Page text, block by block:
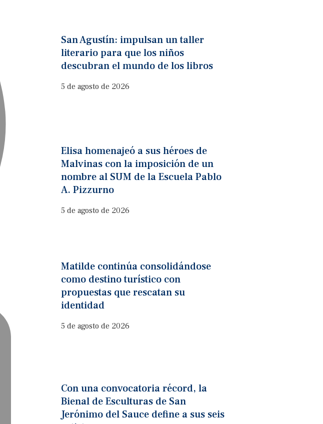
San Agustín: impulsan un taller
literario para que los niños
descubran el mundo de los libros
5 de agosto de 2026
Elisa homenajeó a sus héroes de
Malvinas con la imposición de un
nombre al SUM de la Escuela Pablo
A. Pizzurno
5 de agosto de 2026
Matilde continúa consolidándose
como destino turístico con
propuestas que rescatan su
identidad
5 de agosto de 2026
Con una convocatoria récord, la
Bienal de Esculturas de San
Jerónimo del Sauce define a sus seis